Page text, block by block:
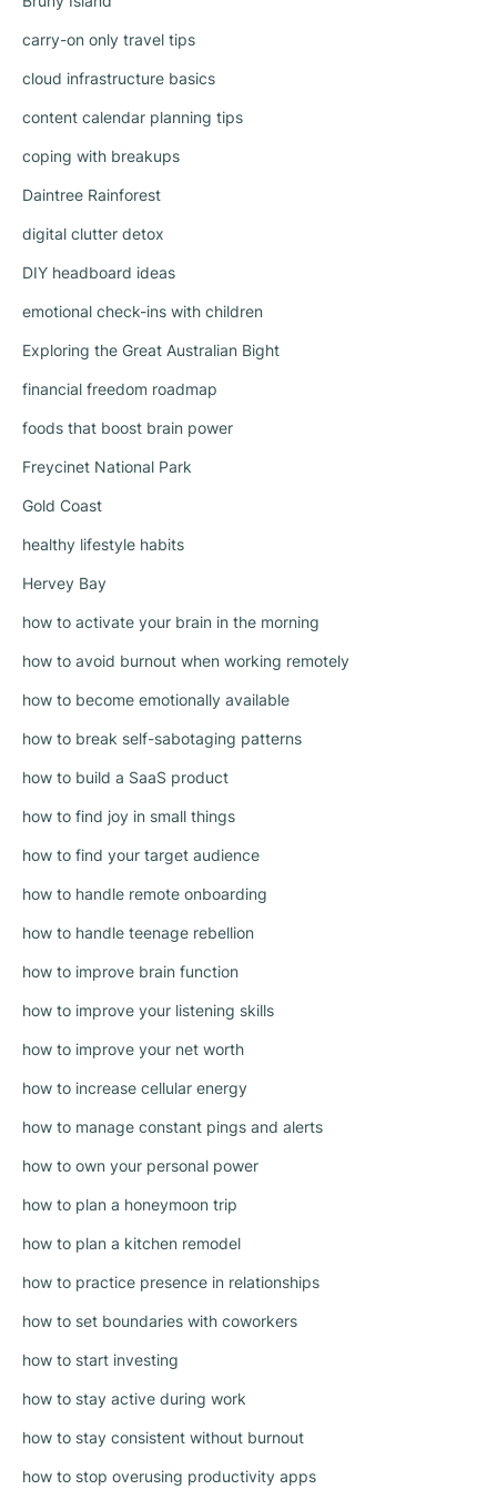
carry-on only travel tips
cloud infrastructure basics
content calendar planning tips
coping with breakups
Daintree Rainforest
digital clutter detox
DIY headboard ideas
emotional check-ins with children
Exploring the Great Australian Bight
financial freedom roadmap
foods that boost brain power
Freycinet National Park
Gold Coast
healthy lifestyle habits
Hervey Bay
how to activate your brain in the morning
how to avoid burnout when working remotely
how to become emotionally available
how to break self-sabotaging patterns
how to build a SaaS product
how to find joy in small things
how to find your target audience
how to handle remote onboarding
how to handle teenage rebellion
how to improve brain function
how to improve your listening skills
how to improve your net worth
how to increase cellular energy
how to manage constant pings and alerts
how to own your personal power
how to plan a honeymoon trip
how to plan a kitchen remodel
how to practice presence in relationships
how to set boundaries with coworkers
how to start investing
how to stay active during work
how to stay consistent without burnout
how to stop overusing productivity apps